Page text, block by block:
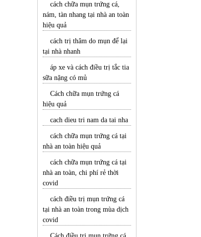
cách chữa mụn trứng cá,
nám, tàn nhang tại nhà an toàn
hiệu quả
cách trị thâm do mụn để lại
tại nhà nhanh
áp xe và cách điều trị tắc tia
sữa nặng có mủ
Cách chữa mụn trứng cá
hiệu quả
cach dieu tri nam da tai nha
cách chữa mụn trứng cá tại
nhà an toàn hiệu quả
cách chữa mụn trứng cá tại
nhà an toàn, chi phí rẻ thời
covid
cách điều trị mụn trứng cá
tại nhà an toàn trong mùa dịch
covid